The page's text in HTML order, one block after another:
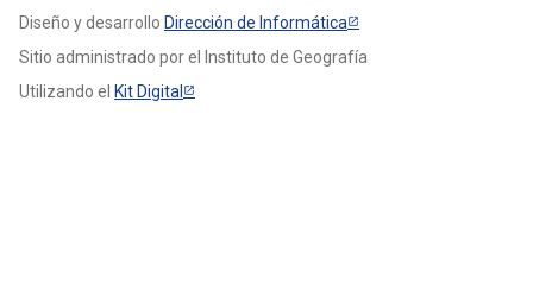
Diseño y desarrollo Dirección de Informática
Sitio administrado por el Instituto de Geografía
Utilizando el Kit Digital